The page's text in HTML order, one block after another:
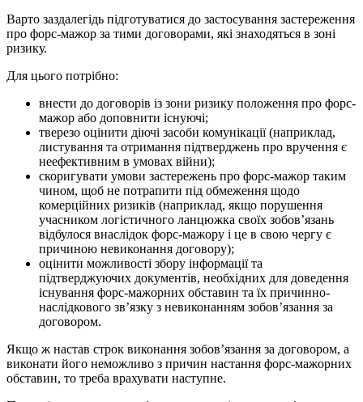
Варто заздалегідь підготуватися до застосування застереження
про форс-мажор за тими договорами, які знаходяться в зоні
ризику.
Для цього потрібно:
внести до договорів із зони ризику положення про форс-
мажор або доповнити існуючі;
тверезо оцінити діючі засоби комунікації (наприклад,
листування та отримання підтверджень про вручення є
неефективним в умовах війни);
скоригувати умови застережень про форс-мажор таким
чином, щоб не потрапити під обмеження щодо
комерційних ризиків (наприклад, якщо порушення
учасником логістичного ланцюжка своїх зобов’язань
відбулося внаслідок форс-мажору і це в свою чергу є
причиною невиконання договору);
оцінити можливості збору інформації та
підтверджуючих документів, необхідних для доведення
існування форс-мажорних обставин та їх причинно-
наслідкового зв’язку з невиконанням зобов’язання за
договором.
Якщо ж настав строк виконання зобов’язання за договором, а
виконати його неможливо з причин настання форс-мажорних
обставин, то треба врахувати наступне.